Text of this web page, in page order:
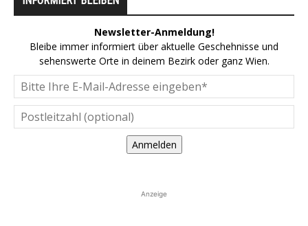
Newsletter-Anmeldung!
Bleibe immer informiert über aktuelle Geschehnisse und
sehenswerte Orte in deinem Bezirk oder ganz Wien.
Anmelden
Anzeige